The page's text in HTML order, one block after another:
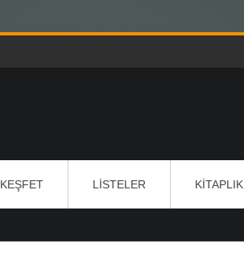
KEŞFET LISTELER KITAPLIK